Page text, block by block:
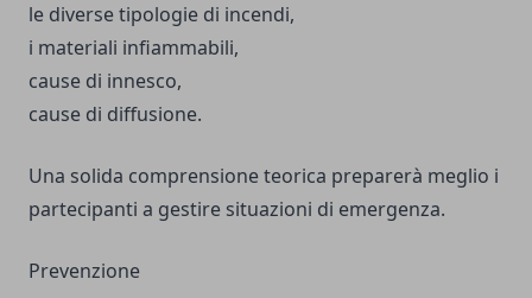
le diverse tipologie di incendi,
i materiali infiammabili,
cause di innesco,
cause di diffusione.
Una solida comprensione teorica preparerà meglio i
partecipanti a gestire situazioni di emergenza.
Prevenzione